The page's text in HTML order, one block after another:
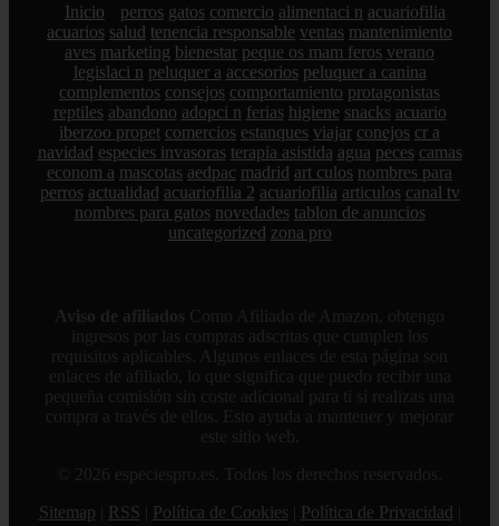
Inicio perros gatos comercio alimentaci n acuariofilia
acuarios salud tenencia responsable ventas mantenimiento
aves marketing bienestar peque os mam feros verano
legislaci n peluquer a accesorios peluquer a canina
complementos consejos comportamiento protagonistas
reptiles abandono adopci n ferias higiene snacks acuario
iberzoo propet comercios estanques viajar conejos cr a
navidad especies invasoras terapia asistida agua peces camas
econom a mascotas aedpac madrid art culos nombres para
perros actualidad acuariofilia 2 acuariofilia articulos canal tv
nombres para gatos novedades tablon de anuncios
uncategorized zona pro
Aviso de afiliados Como Afiliado de Amazon, obtengo
ingresos por las compras adscritas que cumplen los
requisitos aplicables. Algunos enlaces de esta página son
enlaces de afiliado, lo que significa que puedo recibir una
pequeña comisión sin coste adicional para ti si realizas una
compra a través de ellos. Esto ayuda a mantener y mejorar
este sitio web.
© 2026 especiespro.es. Todos los derechos reservados.
Sitemap
RSS Política de Cookies Política de Privacidad